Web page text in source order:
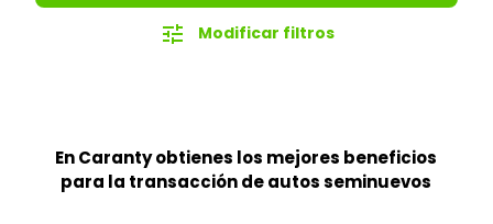
tune Modificar filtros
En Caranty obtienes los mejores beneficios
para la transacción de autos seminuevos